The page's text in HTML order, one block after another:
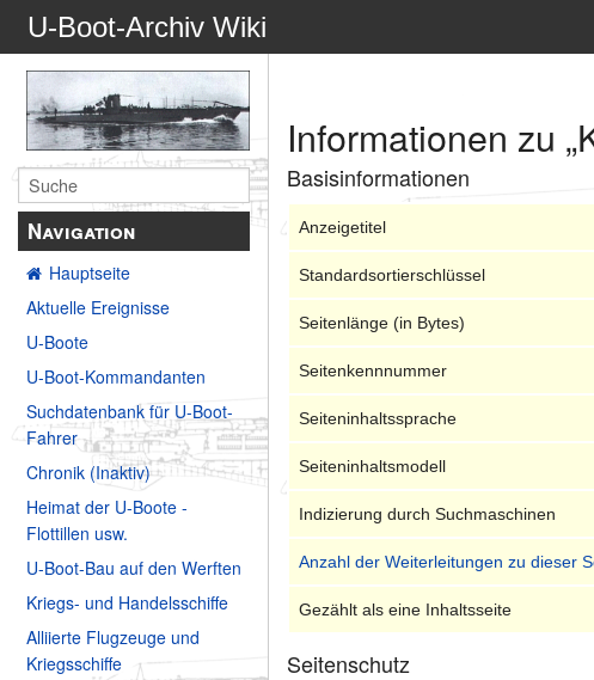
U-Boot-Archiv Wiki
Navigation
Hauptseite
Aktuelle Ereignisse
U-Boote
U-Boot-Kommandanten
Suchdatenbank für U-Boot-
Fahrer
Chronik (Inaktiv)
Heimat der U-Boote -
Flottillen usw.
U-Boot-Bau auf den Werften
Kriegs- und Handelsschiffe
Alliierte Flugzeuge und
Kriegsschiffe
Informationen zu
Basisinformationen
Anzeigetitel
Standardsortierschlüssel
Seitenlänge (in Bytes)
Seitenkennnummer
Seiteninhaltssprache
Seiteninhaltsmodell
Indizierung durch Suchmaschinen
Anzahl der Weiterleitungen zu dieser
Gezählt als eine Inhaltsseite
Seitenschutz